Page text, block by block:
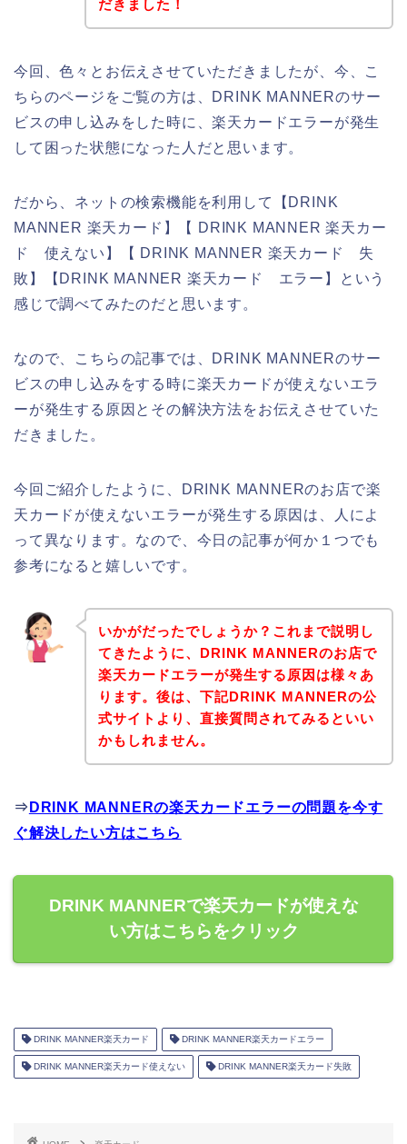
だきました！
今回、色々とお伝えさせていただきましたが、今、こ
ちらのページをご覧の方は、DRINK MANNERのサー
ビスの申し込みをした時に、楽天カードエラーが発生
して困った状態になった人だと思います。
だから、ネットの検索機能を利用して【DRINK
MANNER 楽天カード】【 DRINK MANNER 楽天カー
ド 使えない】【 DRINK MANNER 楽天カード 失
敗】【DRINK MANNER 楽天カード エラー】という
感じで調べてみたのだと思います。
なので、こちらの記事では、DRINK MANNERのサー
ビスの申し込みをする時に楽天カードが使えないエラ
ーが発生する原因とその解決方法をお伝えさせていた
だきました。
今回ご紹介したように、DRINK MANNERのお店で楽
天カードが使えないエラーが発生する原因は、人によ
って異なります。なので、今日の記事が何か１つでも
参考になると嬉しいです。
いかがだったでしょうか？これまで説明し
てきたように、DRINK MANNERのお店で
楽天カードエラーが発生する原因は様々あ
ります。後は、下記DRINK MANNERの公
式サイトより、直接質問されてみるといい
かもしれません。
⇒ DRINK MANNERの楽天カードエラーの問題を今す
ぐ解決したい方はこちら
DRINK MANNERで楽天カードが使えな
い方はこちらをクリック
DRINK MANNER楽天カード DRINK MANNER楽天カードエラー
DRINK MANNER楽天カード使えない DRINK MANNER楽天カード失敗